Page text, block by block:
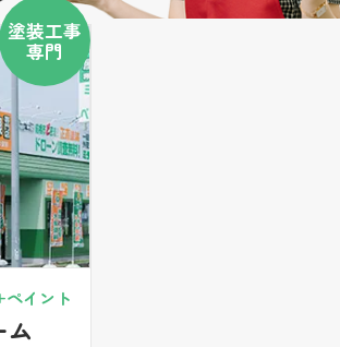
イント
ム
塗装工事
専門